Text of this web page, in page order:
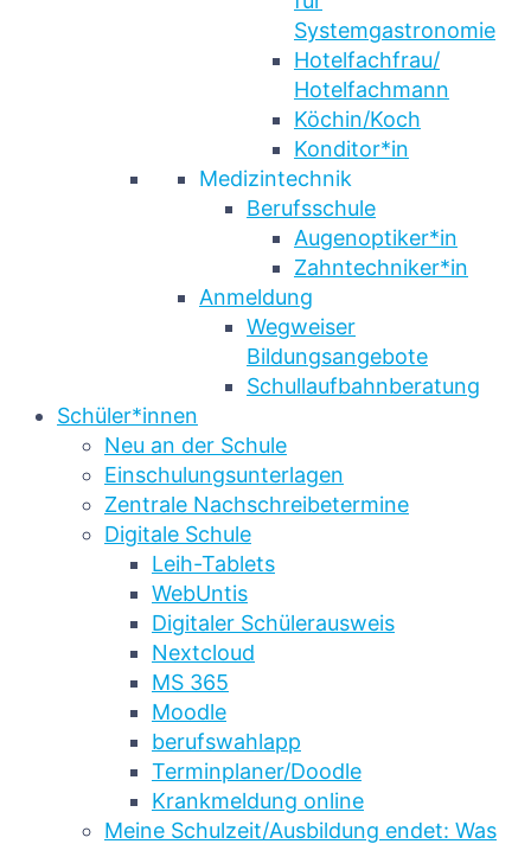
Systemgastronomie
Hotelfachfrau/
Hotelfachmann
Köchin/Koch
Konditor*in
Medizintechnik
Berufsschule
Augenoptiker*in
Zahntechniker*in
Anmeldung
Wegweiser
Bildungsangebote
Schullaufbahnberatung
Schüler*innen
Neu an der Schule
Einschulungsunterlagen
Zentrale Nachschreibetermine
Digitale Schule
Leih-Tablets
WebUntis
Digitaler Schülerausweis
Nextcloud
MS 365
Moodle
berufswahlapp
Terminplaner/Doodle
Krankmeldung online
Meine Schulzeit/Ausbildung endet: Was